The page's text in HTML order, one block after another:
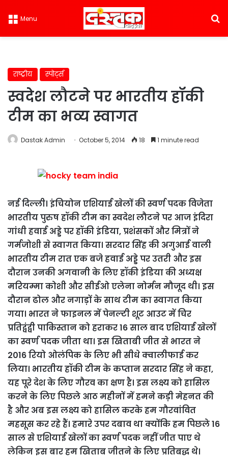
Menu
राष्ट्रीय स्पोर्ट्स
स्वदेश लौटने पर भारतीय हॉकी
टीम का भव्य स्वागत
Dastak Admin October 5, 2014 18 1 minute read
नई दिल्ली। इंचियोन एशियाई खेलों की स्वर्ण पदक विजेता
भारतीय पुरुष हॉकी टीम का स्वदेश लौटने पर आज इंदिरा
गांधी हवाई अड्डे पर हॉकी इंडिया, प्रशंसकों और मित्रों ने
गर्मजोशी से स्वागत किया। सरदार सिंह की अगुआई वाली
भारतीय टीम रात एक बजे हवाई अड्डे पर उतरी और इस
दौरान उनकी अगवानी के लिए हॉकी इंडिया की अध्यक्ष
मरियम्मा कोशी और सीईओ एलेना नोर्मन मौजूद थी। इस
दौरान ढोल और नगाड़ों के साथ टीम का स्वागत किया
गया। भारत ने फाइनल में पेनल्टी शूट आउट में चिर
प्रतिद्वंद्वी पाकिस्तान को हराकर 16 साल बाद एशियाई खेलों
का स्वर्ण पदक जीता था। इस खिताबी जीत से भारत ने
2016 रियो ओलंपिक के लिए भी सीधे क्वालीफाई कर
लिया। भारतीय हॉकी टीम के कप्तान सरदार सिंह ने कहा,
यह पूरे देश के लिए गौरव का क्षण है। इस लक्ष्य को हासिल
करने के लिए पिछले आठ महीनों में हमने कड़ी मेहनत की
है और अब इस लक्ष्य को हासिल करके हम गौरवांवित
महसूस कर रहे हैं। हमारे उपर दबाव था क्योंकि हम पिछले 16
साल से एशियाई खेलों का स्वर्ण पदक नहीं जीत पाए थे
लेकिन इस बार हम खिताब जीतने के लिए प्रतिबद्ध थे।